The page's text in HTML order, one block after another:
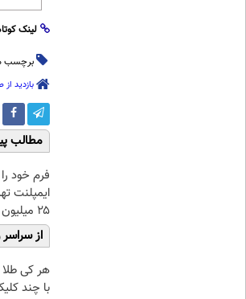
لینک
برچسب
بازدید
مطالب
فرم خود
ایمپلنت
۲۵ میلیون
از
هر کی طلا
با چند